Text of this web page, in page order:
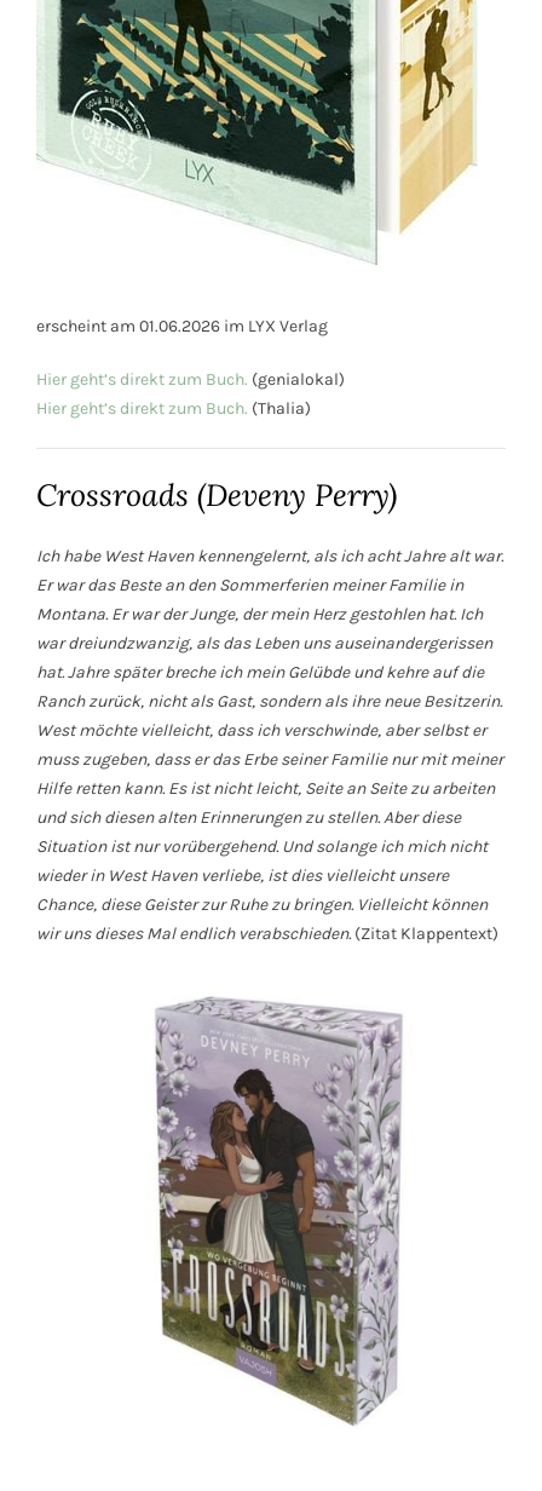
erscheint am 01.06.2026 im LYX Verlag
Hier geht’s direkt zum Buch. (genialokal)
Hier geht’s direkt zum Buch. (Thalia)
Crossroads (Deveny Perry)
Ich habe West Haven kennengelernt, als ich acht Jahre alt war.
Er war das Beste an den Sommerferien meiner Familie in
Montana. Er war der Junge, der mein Herz gestohlen hat. Ich
war dreiundzwanzig, als das Leben uns auseinandergerissen
hat. Jahrespäterbreche ich mein Gelübde und kehre auf die
Ranch zurück, nicht als Gast, sondern als ihre neue Besitzerin.
West möchte vielleicht, dass ich verschwinde, aber selbst er
muss zugeben, dass er das Erbe seiner Familie nur mit meiner
Hilfe retten kann. Es ist nicht leicht, Seite an Seite zu arbeiten
und sich diesen alten Erinnerungen zu stellen. Aber diese
Situation ist nur vorübergehend. Und solange ich mich nicht
wieder in West Haven verliebe, ist dies vielleicht unsere
Chance, diese Geister zur Ruhe zu bringen. Vielleicht können
wir uns dieses Mal endlich verabschieden.(Zitat Klappentext)